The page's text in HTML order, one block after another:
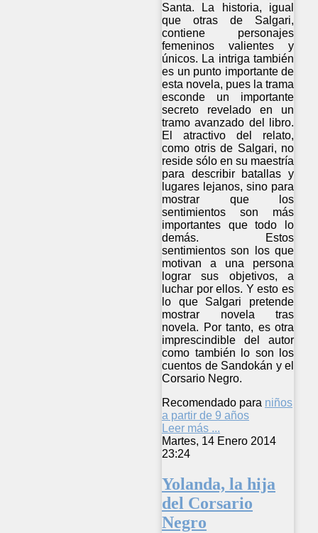
Santa. La historia, igual
que otras de Salgari,
contiene personajes
femeninos valientes y
únicos. La intriga también
es un punto importante de
esta novela, pues la trama
esconde un importante
secreto revelado en un
tramo avanzado del libro.
El atractivo del relato,
como otris de Salgari, no
reside sólo en su maestría
para describir batallas y
lugares lejanos, sino para
mostrar que los
sentimientos son más
importantes que todo lo
demás. Estos
sentimientos son los que
motivan a una persona
lograr sus objetivos, a
luchar por ellos. Y esto es
lo que Salgari pretende
mostrar novela tras
novela. Por tanto, es otra
imprescindible del autor
como también lo son los
cuentos de Sandokán y el
Corsario Negro.
Recomendado para niños
a partir de 9 años
Leer más ...
Martes, 14 Enero 2014
23:24
Yolanda, la hija
del Corsario
Negro